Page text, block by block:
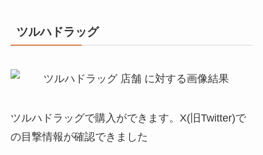
ツルハドラッグ
ツルハドラッグで購入ができます。X(旧Twitter)で
の目撃情報が確認できました